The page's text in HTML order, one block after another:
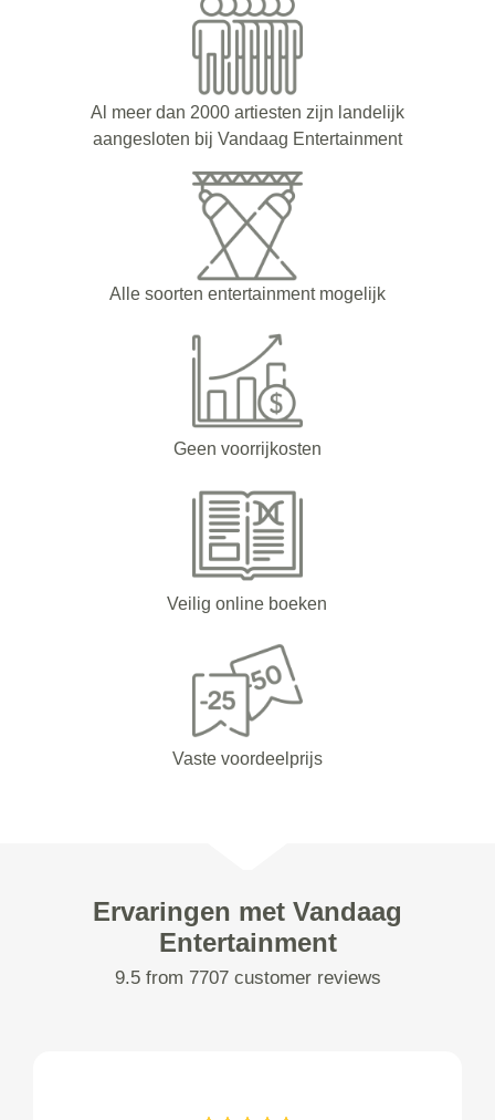
Al meer dan 2000 artiesten zijn landelijk
aangesloten bij Vandaag Entertainment
Alle soorten entertainment mogelijk
Geen voorrijkosten
Veilig online boeken
Vaste voordeelprijs
Ervaringen met Vandaag
Entertainment
9.5 from 7707 customer reviews